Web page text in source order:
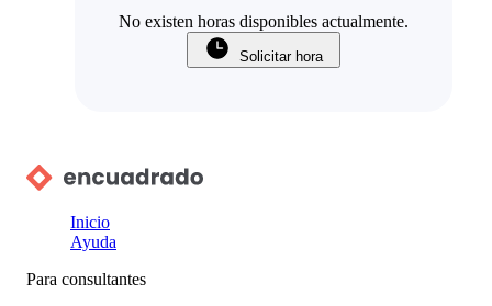
No existen horas disponibles actualmente.
Solicitar hora
Inicio
Ayuda
Para consultantes